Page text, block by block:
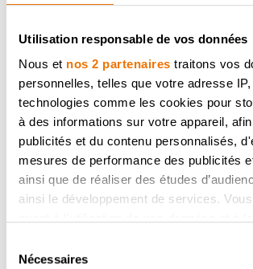
Utilisation responsable de vos données
Nous et nos 2 partenaires traitons vos
personnelles, telles que votre adresse
technologies comme les cookies pour
à des informations sur votre appareil,
publicités et du contenu personnalisés,
mesures de performance des publicités
ainsi que de réaliser des études
ainsi le développement de services.
tout moment en consultant la Déclaration
Nécessaires